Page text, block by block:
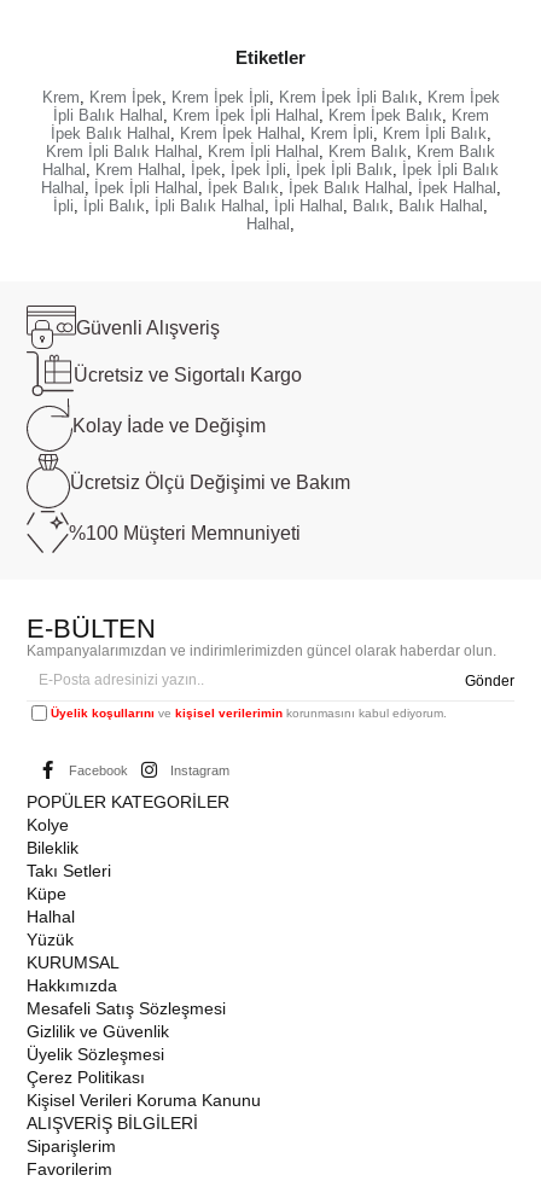
Etiketler
Krem Krem İpek Krem İpek İpli Krem İpek İpli Balık
Krem İpek
İpli Balık Halhal
Krem İpek İpli Halhal Krem İpek Balık
Krem
İpek Balık Halhal
Krem İpek Halhal Krem İpli Krem İpli Balık
Krem İpli Balık Halhal
Krem İpli Halhal Krem Balık
Krem Balık
Halhal
Krem Halhal İpek İpek İpli İpek İpli Balık
İpek İpli Balık
Halhal
İpek İpli Halhal İpek Balık İpek Balık Halhal İpek Halhal
İpli
İpli Balık İpli Balık Halhal İpli Halhal Balık Balık Halhal
Halhal
Güvenli Alışveriş
Ücretsiz ve Sigortalı Kargo
Kolay İade ve Değişim
Ücretsiz Ölçü Değişimi ve Bakım
%100 Müşteri Memnuniyeti
E-BÜLTEN
Kampanyalarımızdan ve indirimlerimizden güncel olarak haberdar olun.
Gönder
Üyelik koşullarını vekişisel verilerimin korunmasını kabul ediyorum.
Facebook Instagram
POPÜLER KATEGORİLER
Kolye
Bileklik
Takı Setleri
Küpe
Halhal
Yüzük
KURUMSAL
Hakkımızda
Mesafeli Satış Sözleşmesi
Gizlilik ve Güvenlik
Üyelik Sözleşmesi
Çerez Politikası
Kişisel Verileri Koruma Kanunu
ALIŞVERİŞ BİLGİLERİ
Siparişlerim
Favorilerim